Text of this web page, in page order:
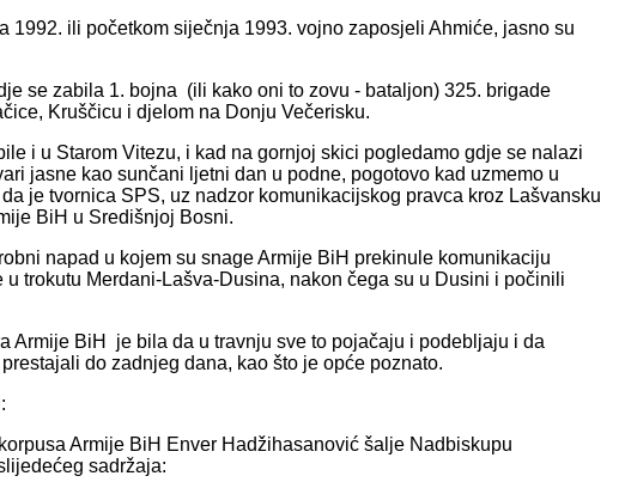
1992. ili početkom siječnja 1993. vojno zaposjeli Ahmiće, jasno su
se zabila 1. bojna (ili kako oni to zovu - bataljon) 325. brigade
Kruščicu i djelom na Donju Večerisku.
i u Starom Vitezu, i kad na gornjoj skici pogledamo gdje se nalazi
jasne kao sunčani ljetni dan u podne, pogotovo kad uzmemo u
je tvornica SPS, uz nadzor komunikacijskog pravca kroz Lašvansku
BiH u Središnjoj Bosni.
napad u kojem su snage Armije BiH prekinule komunikaciju
trokutu Merdani-Lašva-Dusina, nakon čega su u Dusini i počinili
Armije BiH je bila da u travnju sve to pojačaju i podebljaju i da
do zadnjeg dana, kao što je opće poznato.
Armije BiH Enver Hadžihasanović šalje Nadbiskupu
sadržaja: